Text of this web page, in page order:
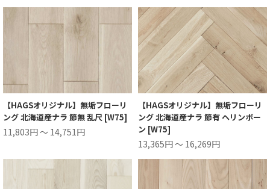
【HAGSオリジナル】無垢フローリ
ング 北海道産ナラ 節無 乱尺 [W75]
11,803円 ～ 14,751円
【HAGSオリジナル】無垢フローリ
ング 北海道産ナラ 節有 ヘリンボー
ン [W75]
13,365円 ～ 16,269円